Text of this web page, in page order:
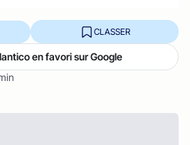
CLASSER
en favori sur Google